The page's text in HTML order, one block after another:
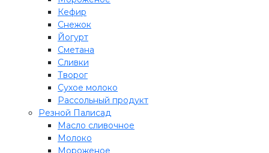
Кефир
Снежок
Йогурт
Сметана
Сливки
Творог
Сухое молоко
Рассольный продукт
Резной Палисад
Масло сливочное
Молоко
Мороженое